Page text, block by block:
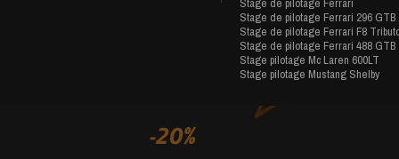
Stage de pilotage Ferrari 296 GTB
Stage de pilotage Ferrari F8
Stage de pilotage Ferrari 488 GTB
Stage pilotage Mc Laren 600LT
Stage pilotage Mustang Shelby